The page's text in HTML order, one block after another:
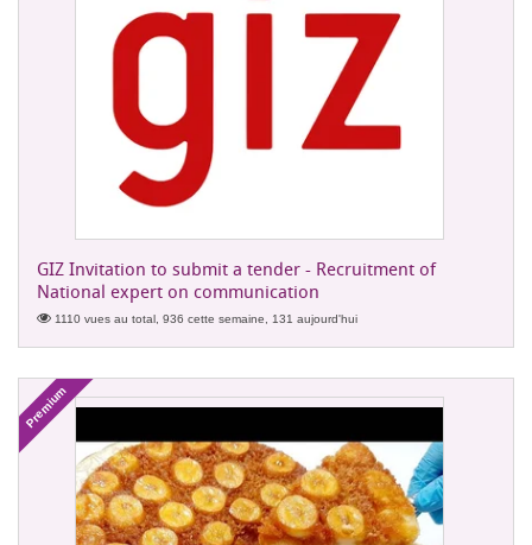
GIZ Invitation to submit a tender - Recruitment of
National expert on communication
1110 vues au total, 936 cette semaine, 131 aujourd'hui
Premium